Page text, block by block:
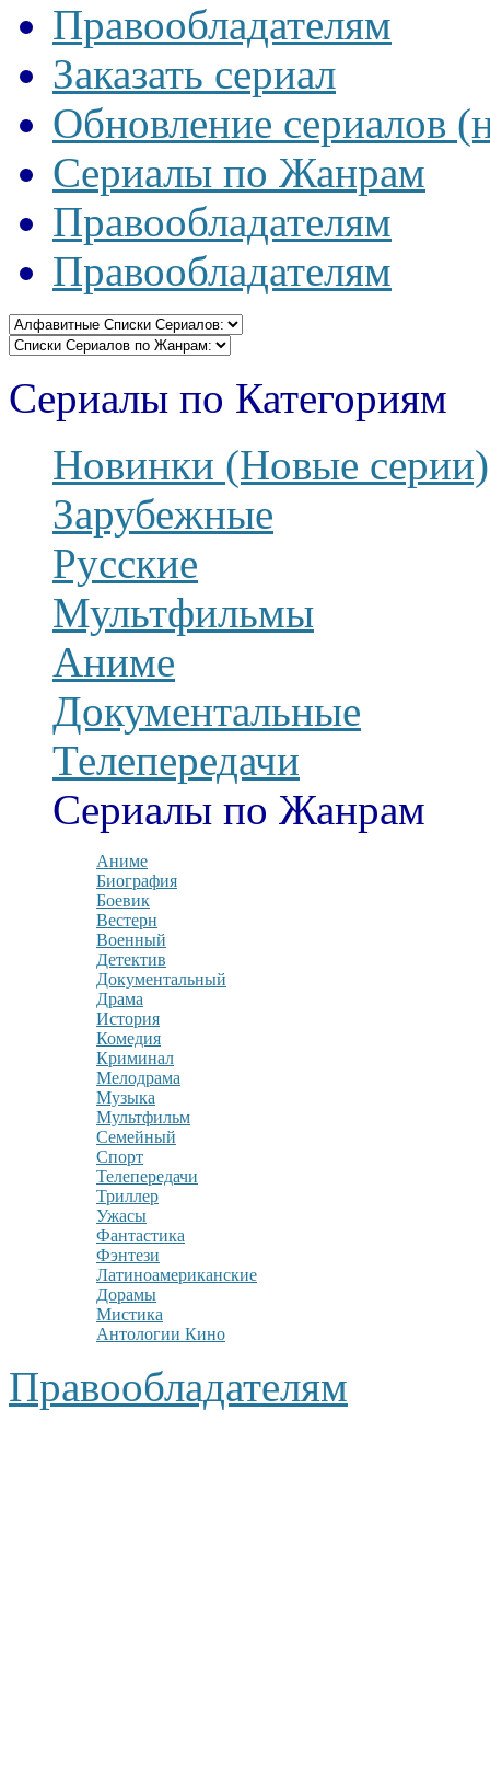
Правообладателям
Заказать сериал
Обновление сериалов
Сериалы по Жанрам
Правообладателям
Правообладателям
Сериалы по Категориям
Новинки (Новые серии)
Зарубежные
Русские
Мультфильмы
Аниме
Документальные
Телепередачи
Сериалы по Жанрам
Аниме
Биография
Боевик
Вестерн
Военный
Детектив
Документальный
Драма
История
Комедия
Криминал
Мелодрама
Музыка
Мультфильм
Семейный
Спорт
Телепередачи
Триллер
Ужасы
Фантастика
Фэнтези
Латиноамериканские
Дорамы
Мистика
Антологии Кино
Правообладателям